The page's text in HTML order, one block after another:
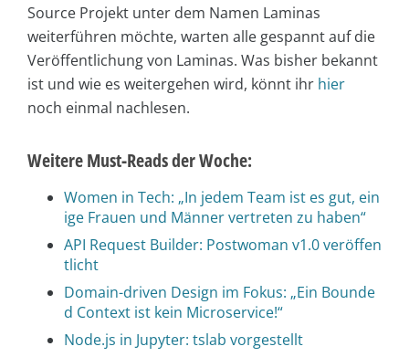
Source Projekt unter dem Namen Laminas
weiterführen möchte, warten alle gespannt auf die
Veröffentlichung von Laminas. Was bisher bekannt
ist und wie es weitergehen wird, könnt ihr hier
noch einmal nachlesen.
Weitere Must-Reads der Woche:
Women in Tech: „In jedem Team ist es gut, ein
ige Frauen und Männer vertreten zu haben“
API Request Builder: Postwoman v1.0 veröffen
tlicht
Domain-driven Design im Fokus: „Ein Bounde
d Context ist kein Microservice!“
Node.js in Jupyter: tslab vorgestellt